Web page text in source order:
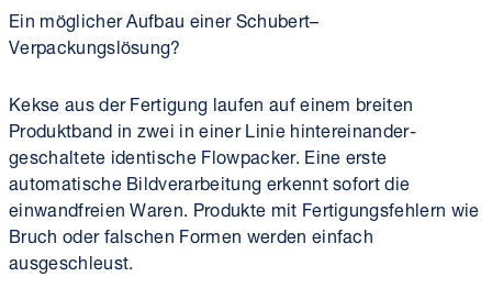
Ein möglicher Aufbau einer Schubert–
Verpackungslösung?
Kekse aus der Fertigung laufen auf einem breiten
Produkt­band in zwei in einer Linie hinter­einander­
geschaltete identische Flowpacker. Eine erste
automatische Bild­verarbeitung erkennt sofort die
einwandfreien Waren. Produkte mit Fertigungs­fehlern wie
Bruch oder falschen Formen werden einfach
ausgeschleust.